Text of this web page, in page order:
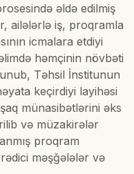
əldə edilmiş
ailələrlə iş, proqramla
icmalara etdiyi
həmçinin növbəti
Təhsil İnstitunun
keçirdiyi layihəsi
münasibətlərini əks
və müzakirələr
proqram
məşğələlər və